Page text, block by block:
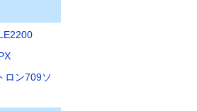
ロン709ソ